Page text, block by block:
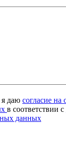
даю согласие на
в соответствии с
данных